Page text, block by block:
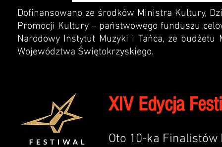
Dofinansowano ze środków Ministra Kultury,
Promocji Kultury – państwowego funduszu
Narodowy Instytut Muzyki i Tańca, ze budżetu
Województwa Świętokrzyskiego.
XIV Edycja
Oto 10-ka